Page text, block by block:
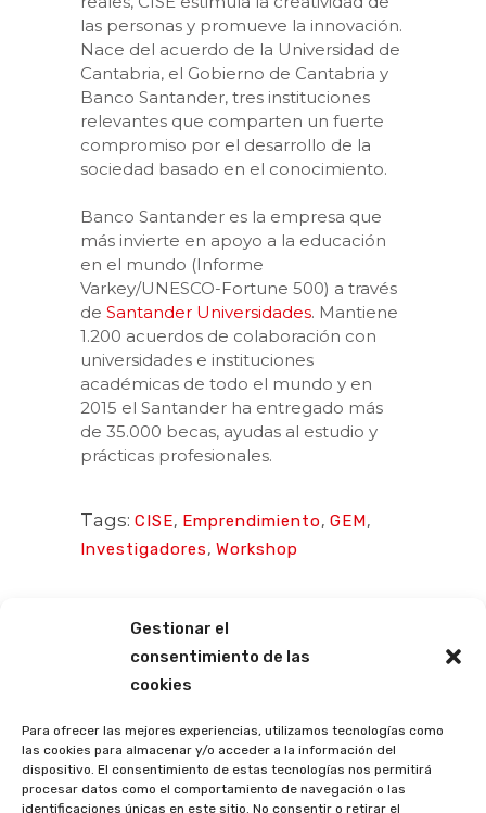
Gestionar el
consentimiento de las
cookies
Para ofrecer las mejores experiencias, utilizamos tecnologías como
las cookies para almacenar y/o acceder a la información del
dispositivo. El consentimiento de estas tecnologías nos permitirá
procesar datos como el comportamiento de navegación o las
identificaciones únicas en este sitio. No consentir o retirar el
las personas y promueve la innovación.
Nace del acuerdo de la Universidad de
Cantabria, el Gobierno de Cantabria y
Banco Santander, tres instituciones
relevantes que comparten un fuerte
compromiso por el desarrollo de la
sociedad basado en el conocimiento.
Banco Santander es la empresa que
más invierte en apoyo a la educación
en el mundo (Informe
Varkey/UNESCO-Fortune 500) a través
de Santander Universidades. Mantiene
1.200 acuerdos de colaboración con
universidades e instituciones
académicas de todo el mundo y en
2015 el Santander ha entregado más
de 35.000 becas, ayudas al estudio y
prácticas profesionales.
Tags: CISE, Emprendimiento, GEM,
Investigadores, Workshop